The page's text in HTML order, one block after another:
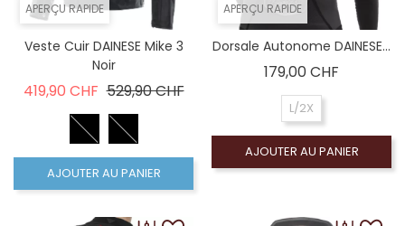
APERÇU RAPIDE
Veste Cuir DAINESE Mike 3
Noir
419,90 CHF Prix de base
529,90 CHFPrix
AJOUTER AU PANIER
APERÇU RAPIDE
Dorsale Autonome DAINESE...
179,00 CHF
L/2X
AJOUTER AU PANIER